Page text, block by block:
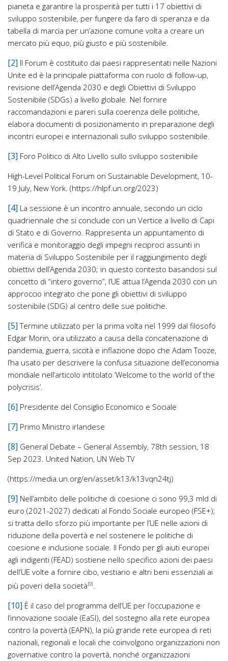
pianeta e garantire la prosperità per tutti i 17 obiettivi di
sviluppo sostenibile, per fungere da faro di speranza e da
tabella di marcia per un’azione comune volta a creare un
mercato più equo, più giusto e più sostenibile.
[2] Il Forum è costituito dai paesi rappresentati nelle Nazioni
Unite ed è la principale piattaforma con ruolo di follow-up,
revisione dell’Agenda 2030 e degli Obiettivi di Sviluppo
Sostenibile (SDGs) a livello globale. Nel fornire
raccomandazioni e pareri sulla coerenza delle politiche,
elabora documenti di posizionamento in preparazione degli
incontri europei e internazionali sullo sviluppo sostenibile.
[3] Foro Politico di Alto Livello sullo sviluppo sostenibile
High-Level Political Forum on Sustainable Development, 10-
19 July, New York. (https://hlpf.un.org/2023)
[4] La sessione è un incontro annuale, secondo un ciclo
quadriennale che si conclude con un Vertice a livello di Capi
di Stato e di Governo. Rappresenta un appuntamento di
verifica e monitoraggio degli impegni reciproci assunti in
materia di Sviluppo Sostenibile per il raggiungimento degli
obiettivi dell’Agenda 2030; in questo contesto basandosi sul
concetto di “intero governo”, l’UE attua l’Agenda 2030 con un
approccio integrato che pone gli obiettivi di sviluppo
sostenibile (SDG) al centro delle sue politiche.
[5] Termine utilizzato per la prima volta nel 1999 dal filosofo
Edgar Morin, ora utilizzato a causa della concatenazione di
pandemia, guerra, siccità e inflazione dopo che Adam Tooze,
l’ha usato per descrivere la confusa situazione dell’economia
mondiale nell’articolo intitolato ‘Welcome to the world of the
polycrisis’.
[6] Presidente del Consiglio Economico e Sociale
[7] Primo Ministro irlandese
[8] General Debate – General Assembly, 78th session, 18
Sep 2023. United Nation, UN Web TV
(https://media.un.org/en/asset/k13/k13vqn24tj)
[9] Nell’ambito delle politiche di coesione ci sono 99,3 mld di
euro (2021-2027) dedicati al Fondo Sociale europeo (FSE+);
si tratta dello sforzo più importante per l’UE nelle azioni di
riduzione della povertà e nel sostenere le politiche di
coesione e inclusione sociale. Il Fondo per gli aiuti europei
agli indigenti (FEAD) sostiene nello specifico azioni dei paesi
dell’UE volte a fornire cibo, vestiario e altri beni essenziali ai
più poveri della società[9].
[10] È il caso del programma dell’UE per l’occupazione e
l’innovazione sociale (EaSI), del sostegno alla rete europea
contro la povertà (EAPN), la più grande rete europea di reti
nazionali, regionali e locali che coinvolgono organizzazioni non
governative contro la povertà, nonché organizzazioni